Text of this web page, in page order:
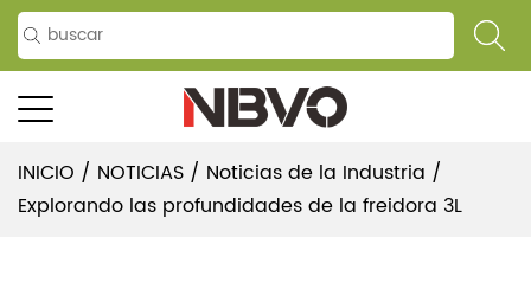
INICIO / NOTICIAS / Noticias de la Industria /
Explorando las profundidades de la freidora 3L